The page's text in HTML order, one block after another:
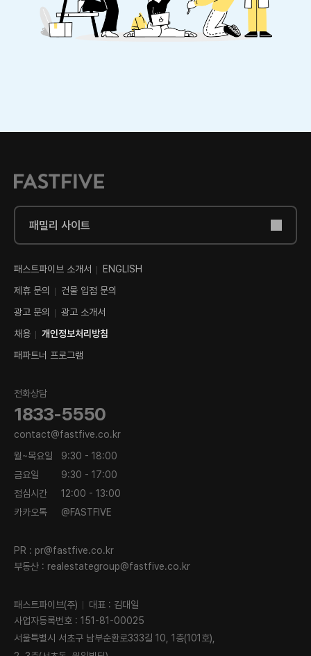
패스트파이브 소개서
ENGLISH
제휴 문의
건물 입점 문의
광고 문의
광고 소개서
채용
개인정보처리방침
패파트너 프로그램
패밀리 사이트
전화상담
1833-5550
contact@fastfive.co.kr
월~목요일
9:30 - 18:00
금요일
9:30 - 17:00
점심시간
12:00 - 13:00
카카오톡
@FASTFIVE
PR : pr@fastfive.co.kr
부동산 : realestategroup@fastfive.co.kr
패스트파이브(주)
대표 : 김대일
사업자등록번호 : 151-81-00025
서울특별시 서초구 남부순환로333길 10, 1층(101호),